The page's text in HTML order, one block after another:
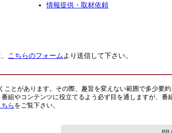
情報提供・取材依頼
こちらのフォームより送信して下さい。
ことがあります。その際、趣旨を変えない範囲で多少要
組やコンテンツに役立てるよう必ず目を通しますが、
ちら をご覧下さい。